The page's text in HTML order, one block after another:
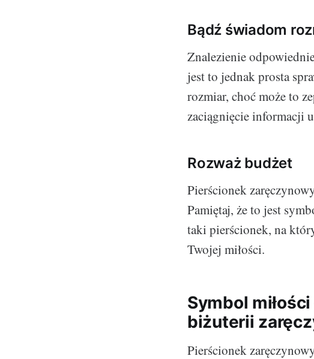
Bądź świadom
Znalezienie
jest to jednak prosta
rozmiar, choć może to
zaciągnięcie informacji
Rozważ budżet
Pierścionek
Pamiętaj, że to jest
taki pierścionek, na
Twojej miłości.
Symbol
biżuterii
Pierścionek